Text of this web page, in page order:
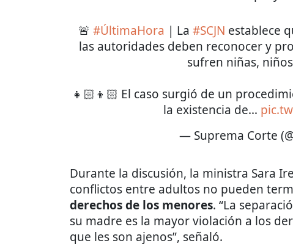
🚨 #ÚltimaHora | La #SCJN establece
las autoridades deben reconocer y
sufren niñas,
👧🏻👦🏻 El caso surgió de un
la existencia de…
— Suprema Corte
Durante la discusión, la ministra Sara
conflictos entre adultos no pueden
derechos de los menores. “La
su madre es la mayor violación a los
que les son ajenos”, señaló.